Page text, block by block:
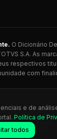
O Dicionário
S.A. As
respectivos
com
Feito com
Ctrl+K
e de
Política de
todos